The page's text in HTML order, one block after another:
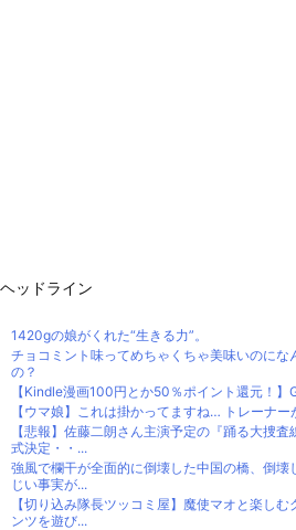
ヘッドライン
1420gの娘がくれた“生きる力”。
チョコミント味ってめちゃくちゃ美味いのにな
の？
【Kindle漫画100円とか50％ポイント還元！
【ウマ娘】これは掛かってますね… トレーナ
【悲報】佐藤二朗さん主演予定の『踊る大捜
式決定・・...
強風で欄干が全面的に倒壊した中国の橋、倒壊
じい事実が...
【切り込み隊長ツッコミ屋】魔使マオと楽し
ンツを遊び...